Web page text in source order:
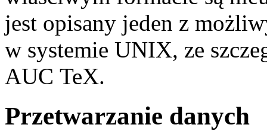
jest opisany jeden z
w systemie UNIX, ze
AUC TeX.
Przetwarzanie danych